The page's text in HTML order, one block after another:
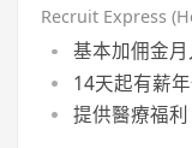
Recruit Express
基本加佣金
14天起有薪
提供醫療福利